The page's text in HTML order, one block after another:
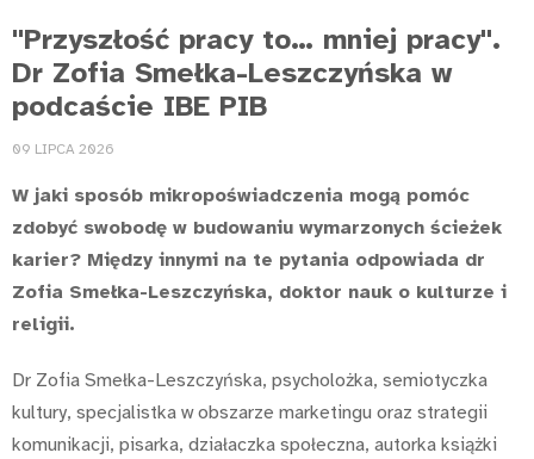
"Przyszłość pracy to… mniej pracy".
Dr Zofia Smełka-Leszczyńska w
podcaście IBE PIB
09 LIPCA 2026
W jaki sposób mikropoświadczenia mogą pomóc
zdobyć swobodę w budowaniu wymarzonych ścieżek
karier? Między innymi na te pytania odpowiada dr
Zofia Smełka-Leszczyńska, doktor nauk o kulturze i
religii.
Dr Zofia Smełka-Leszczyńska, psycholożka, semiotyczka
kultury, specjalistka w obszarze marketingu oraz strategii
komunikacji, pisarka, działaczka społeczna, autorka książki